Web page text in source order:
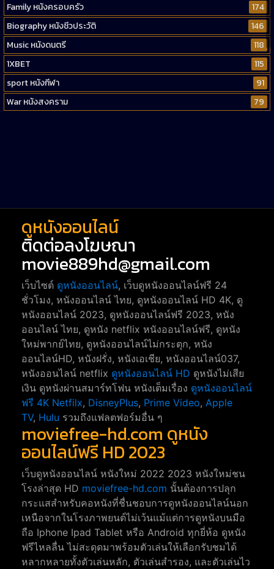
Family หนังครอบครัว
174
Biography หนังชีวประวัติ
146
Music หนังดนตรี
118
1XBET
115
sport หนังกีฬา
91
War หนังสงคราม
79
ดูหนังออนไลน์
ติดต่อลงโฆษณา
movie889hd@gmail.com
เว็บไซต์ ดูหนังออนไลน์, เว็บดูหนังออนไลน์ฟรี 24
ชั่วโมง, หนังออนไลน์ ไทย, ดูหนังออนไลน์ HD 4K, ดู
หนังออนไลน์ 2023, ดูหนังออนไลน์ฟรี 2023, หนัง
ออนไลน์ ไทย, ดูหนัง netflix หนังออนไลน์ฟรี, ดูหนัง
ใหม่พากย์ไทย, ดูหนังออนไลน์ไม่กระตุก, หนัง
ออนไลน์HD, หนังฝรั่ง, หนังเอเชีย, หนังออนไลน์037,
หนังออนไลน์ netflix ดูหนังออนไลน์ HD ดูหนังไม่เสีย
เงิน ดูหนังผ่านสมาร์ทโฟน หนังเต็มเรื่อง ดูหนังออนไลน์
ฟรี 4K Netfilx, DisneyPlus, Prime Video, Apple
TV, Hulu รวมถึงแฟลตฟอร์มอื่น ๆ
moviefree-hd.com ดูหนัง
ออนไลน์ฟรี HD 2023
เว็บดูหนังออนไลน์ หนังใหม่ 2022 2023 หนังใหม่ชน
โรงล่าสุด HD moviefree-hd.com นั้นต้องการปลุก
กระแสสำหรับคอหนังที่ชื่นชอบการดูหนังออนไลน์นอก
เหนือจากในโรงภาพยนต์ไม่เว้นแม้แต่การดูหนังบนมือ
ถือ Iphone Ipad Tablet หรือ Android ทุกยี่ห้อ ดูหนัง
ฟรีไหลลื่น ไม่สะดุดมาพร้อมตัวเล่นให้เลือกรับชมได้
หลากหลายทั้งตัวเล่นหลัก, ตัวเล่นสำรอง, และตัวเล่นไว